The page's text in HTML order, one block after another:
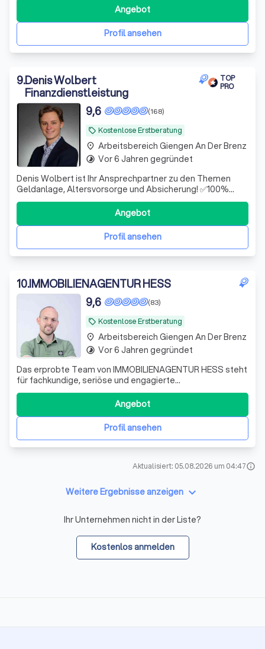
Profil ansehen
Angebot
9.Denis Wolbert
Finanzdienstleistung
TOP
PRO
local_offer Kostenlose Erstberatung
(168)
9,6
Denis Wolbert ist Ihr Ansprechpartner zu den Themen
Geldanlage, Altersvorsorge und Absicherung! ✅100%
unabhängig ✅Hohe Fachkompetenz ✅Digital & schnell
Profil ansehen
Angebot
place Arbeitsbereich Giengen An Der Brenz
timelapse Vor 6 Jahren gegründet
10.IMMOBILIENAGENTUR HESS
local_offer Kostenlose Erstberatung
(83)
9,6
Das erprobte Team von IMMOBILIENAGENTUR HESS steht
für fachkundige, seriöse und engagierte
Vermittlungsarbeit. Wir führen Verkäufer und Käufer,
Vermieter und Mieter zusammen - zum Wohle aller
Beteiligten. Hinter dem Gründer, Stanley Hess, steht ein
Team aus erfahrenen und qualifizierten Immobiliene
Profil ansehen
Angebot
place Arbeitsbereich Giengen An Der Brenz
timelapse Vor 6 Jahren gegründet
Aktualisiert: 05.08.2026 um 04:47info
Weitere Ergebnisse anzeigen keyboard_arrow_down
Ihr Unternehmen nicht in der Liste?
Kostenlos anmelden